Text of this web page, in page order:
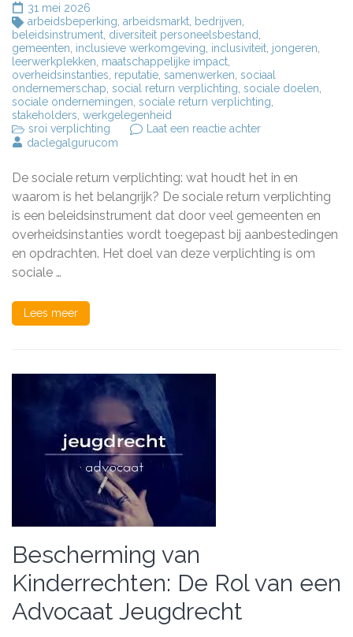
31 mei 2026
arbeidsbeperking arbeidsmarkt bedrijven
beleidsinstrument diversiteit personeelsbestand
gemeenten inclusieve werkomgeving inclusiviteit jongeren
leerwerkplekken maatschappelijke impact
overheidsinstanties reputatie samenwerken sociaal
ondernemerschap social return verplichting sociale doelen
sociale ondernemingen sociale return verplichting
stakeholders werkgelegenheid
sroi verplichting
Laat een reactie achterop
de
Sociale
Return
Verplichting:
Maatschappelijke
Impact
en
daclegalgurucom
De sociale return verplichting: wat houdt het in en
waarom is het belangrijk? De sociale return verplichting
is een beleidsinstrument dat door veel gemeenten en
overheidsinstanties wordt toegepast bij aanbestedingen
en opdrachten. Het doel van deze verplichting is om
sociale …
Lees meer
Bescherming van
Kinderrechten: De Rol van een
Advocaat Jeugdrecht